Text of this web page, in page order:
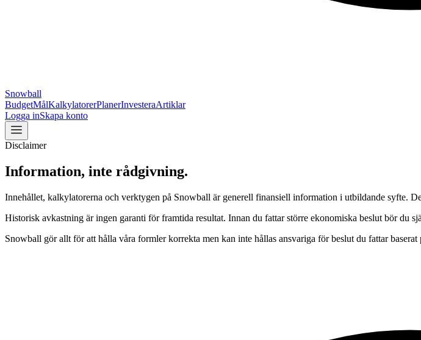
Snowball
BudgetMålKalkylatorerPlanerInvesteraArtiklar
Logga inSkapa konto
Disclaimer
Information, inte rådgivning.
Innehållet, kalkylatorerna och verktygen på Snowball är generell finansiell information i utbildande syfte.
Historisk avkastning är ingen garanti för framtida resultat. Innan du fattar större ekonomiska beslut bör du
Snowball gör allt för att hålla våra formler korrekta men kan inte hållas ansvariga för beslut du fattar baserat